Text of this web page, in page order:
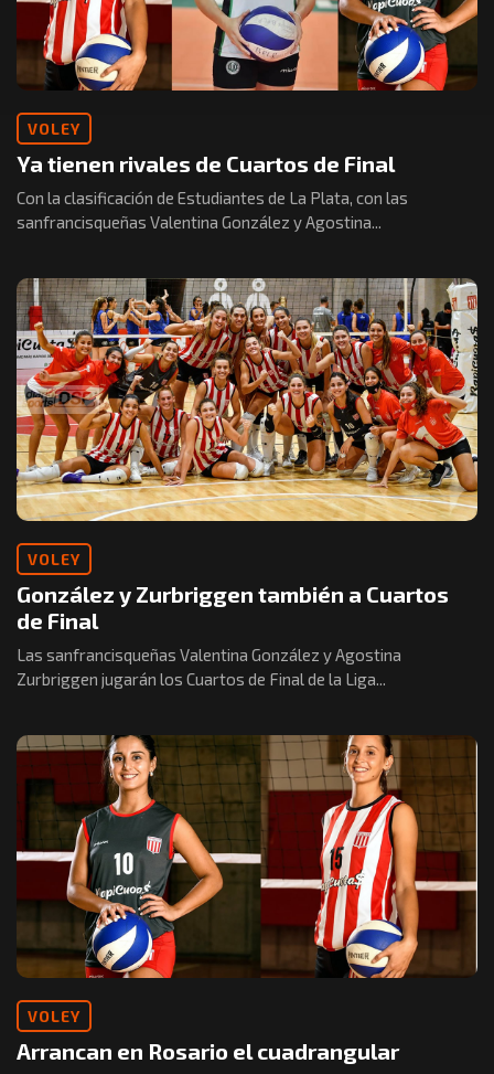
VOLEY
Ya tienen rivales de Cuartos de Final
Con la clasificación de Estudiantes de La Plata, con las
sanfrancisqueñas Valentina González y Agostina...
VOLEY
González y Zurbriggen también a Cuartos
de Final
Las sanfrancisqueñas Valentina González y Agostina
Zurbriggen jugarán los Cuartos de Final de la Liga...
VOLEY
Arrancan en Rosario el cuadrangular